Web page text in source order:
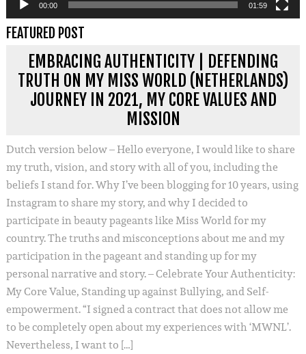
00:00 01:59
FEATURED POST
EMBRACING AUTHENTICITY | DEFENDING
TRUTH ON MY MISS WORLD (NETHERLANDS)
JOURNEY IN 2021, MY CORE VALUES AND
MISSION
Dutch version below – Hello everyone, I would like to share
my truth, vision, and story with all of you, including the
beliefs I stand for. Why I’ve been blogging for 10 years, using
Instagram to share my story, and why I decided to
participate in beauty pageants like Miss World for my
country. The truths and misconceptions about me and my
participation in the pageant and standing up for my
personal narrative and story. – Celebrate Your Authenticity:
My Core Value, Standing up against Bullying, and Self-
empowerment. “I signed a contract that does not allow me
to be completely open about my experiences with ‘MWNL’.
Nevertheless, I want to […]